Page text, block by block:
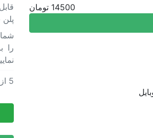
14500 تومان
را
5